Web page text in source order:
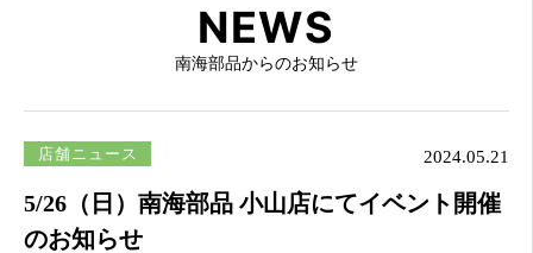
NEWS
南海部品からのお知らせ
店舗ニュース 2024.05.21
5/26（日）南海部品 小山店にてイベント開催
のお知らせ